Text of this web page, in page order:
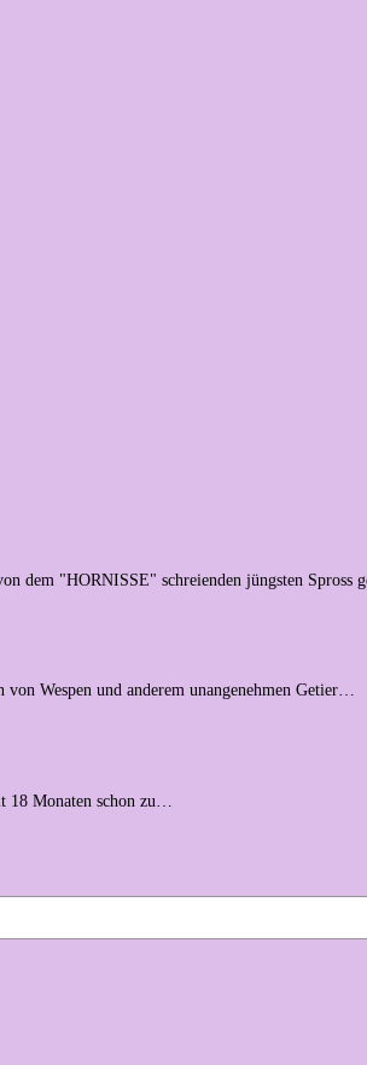
dem "HORNISSE" schreienden jüngsten Spross
Wespen und anderem unangenehmen Getier…
18 Monaten schon zu…